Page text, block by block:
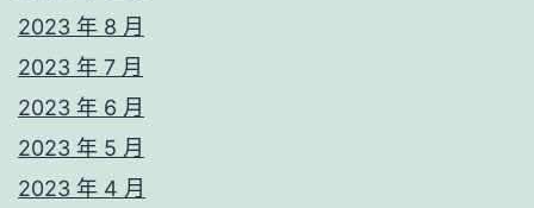
2023 年 8 月
2023 年 7 月
2023 年 6 月
2023 年 5 月
2023 年 4 月